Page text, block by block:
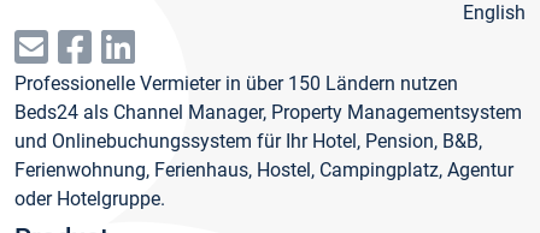
English
Professionelle Vermieter in über 150 Ländern nutzen
Beds24 als Channel Manager, Property Managementsystem
und Onlinebuchungssystem für Ihr Hotel, Pension, B&B,
Ferienwohnung, Ferienhaus, Hostel, Campingplatz, Agentur
oder Hotelgruppe.